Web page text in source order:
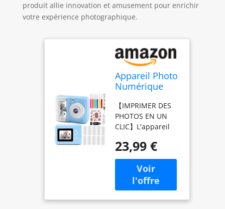
produit allie innovation et amusement pour enrichir
votre expérience photographique.
Appareil Photo
Numérique
avec Papier
d'impression &
Carte TF 32G,
Caméra Vidéo
avec Stylos
Colorés pour
Le Bricolage,
Chapeaux
Costume
Accessoire
【IMPRIMER DES
PHOTOS EN UN
CLIC】L'appareil
enfants à
impression est
doté d'un motif de
licorne unique et
d'une technologie
d'impression sans
23,99 €